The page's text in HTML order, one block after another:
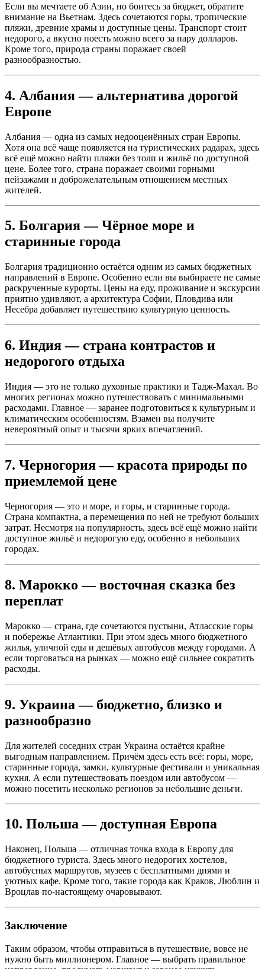
Если вы мечтаете об Азии, но боитесь за бюджет, обратите
внимание на Вьетнам. Здесь сочетаются горы, тропические
пляжи, древние храмы и доступные цены. Транспорт стоит
недорого, а вкусно поесть можно всего за пару долларов.
Кроме того, природа страны поражает своей
разнообразностью.
4. Албания — альтернатива дорогой
Европе
Албания — одна из самых недооценённых стран Европы.
Хотя она всё чаще появляется на туристических радарах, здесь
всё ещё можно найти пляжи без толп и жильё по доступной
цене. Более того, страна поражает своими горными
пейзажами и доброжелательным отношением местных
жителей.
5. Болгария — Чёрное море и
старинные города
Болгария традиционно остаётся одним из самых бюджетных
направлений в Европе. Особенно если вы выбираете не самые
раскрученные курорты. Цены на еду, проживание и экскурсии
приятно удивляют, а архитектура Софии, Пловдива или
Несебра добавляет путешествию культурную ценность.
6. Индия — страна контрастов и
недорогого отдыха
Индия — это не только духовные практики и Тадж-Махал. Во
многих регионах можно путешествовать с минимальными
расходами. Главное — заранее подготовиться к культурным и
климатическим особенностям. Взамен вы получите
невероятный опыт и тысячи ярких впечатлений.
7. Черногория — красота природы по
приемлемой цене
Черногория — это и море, и горы, и старинные города.
Страна компактна, а перемещения по ней не требуют больших
затрат. Несмотря на популярность, здесь всё ещё можно найти
доступное жильё и недорогую еду, особенно в небольших
городах.
8. Марокко — восточная сказка без
переплат
Марокко — страна, где сочетаются пустыни, Атласские горы
и побережье Атлантики. При этом здесь много бюджетного
жилья, уличной еды и дешёвых автобусов между городами. А
если торговаться на рынках — можно ещё сильнее сократить
расходы.
9. Украина — бюджетно, близко и
разнообразно
Для жителей соседних стран Украина остаётся крайне
выгодным направлением. Причём здесь есть всё: горы, море,
старинные города, замки, культурные фестивали и уникальная
кухня. А если путешествовать поездом или автобусом —
можно посетить несколько регионов за небольшие деньги.
10. Польша — доступная Европа
Наконец, Польша — отличная точка входа в Европу для
бюджетного туриста. Здесь много недорогих хостелов,
автобусных маршрутов, музеев с бесплатными днями и
уютных кафе. Кроме того, такие города как Краков, Люблин и
Вроцлав по-настоящему очаровывают.
Заключение
Таким образом, чтобы отправиться в путешествие, вовсе не
нужно быть миллионером. Главное — выбрать правильное